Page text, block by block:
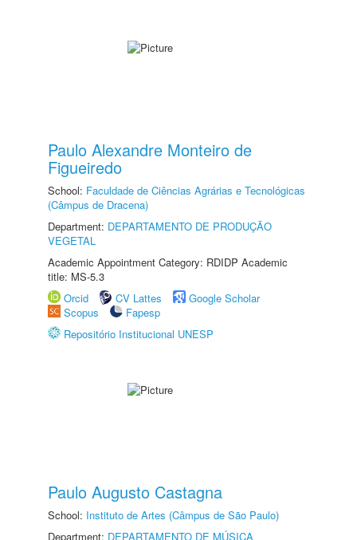
Paulo Alexandre Monteiro de
Figueiredo
School: Faculdade de Ciências Agrárias e Tecnológicas
(Câmpus de Dracena)
Department: DEPARTAMENTO DE PRODUÇÃO
VEGETAL
Academic Appointment Category: RDIDP Academic
title: MS-5.3
Orcid
CV Lattes
Google Scholar
Scopus
Fapesp
Repositório Institucional UNESP
Paulo Augusto Castagna
School: Instituto de Artes (Câmpus de São Paulo)
Department: DEPARTAMENTO DE MÚSICA